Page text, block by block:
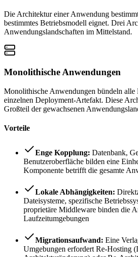
Die Architektur einer Anwendung
bestimmtes Betriebsmodell eignet. Drei
Anwendungslandschaften im Mittelstand.
Monolithische Anwendungen
Monolithische Anwendungen bündeln alle
einzelnen Deployment-Artefakt. Diese
Großteil der gewachsenen
Vorteile
Enge Kopplung: Datenbank,
Benutzeroberfläche bilden eine
Komponente betrifft die gesamte
Lokale Abhängigkeiten:
Dateisysteme, spezifische
proprietäre Middleware binden die
Laufzeitumgebungen
Migrationsaufwand: Eine
Umgebungen erfordert Re-Hosting